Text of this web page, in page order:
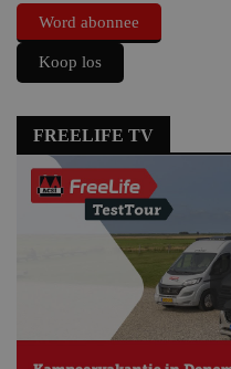
Word abonnee
Koop los
FREELIFE TV